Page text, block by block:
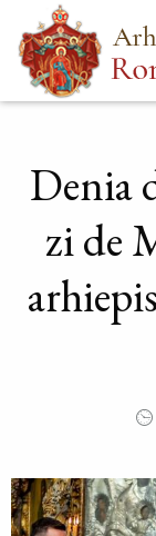
Mergi
la
conţinutul
Main
menu
Denia
zi de